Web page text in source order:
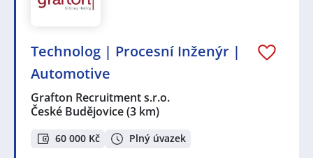
Technolog | Procesní Inženýr |
Automotive
Grafton Recruitment s.r.o.
České Budějovice(3 km)
60 000 Kč Plný úvazek